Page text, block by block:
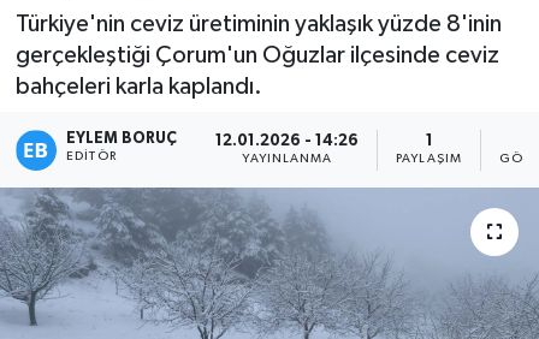
Türkiye'nin ceviz üretiminin yaklaşık yüzde 8'inin
gerçekleştiği Çorum'un Oğuzlar ilçesinde ceviz
bahçeleri karla kaplandı.
EYLEM BORUÇ
EDITÖR
12.01.2026 - 14:26
YAYINLANMA
1
PAYLAŞIM